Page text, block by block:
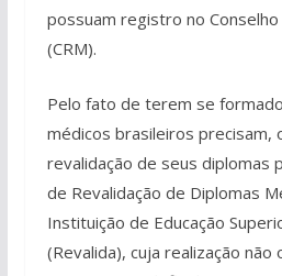
possuam registro no
(CRM).
Pelo fato de terem se
médicos brasileiros precisam,
revalidação de seus diplomas
de Revalidação de Diplomas
Instituição de Educação
(Revalida), cuja realização não